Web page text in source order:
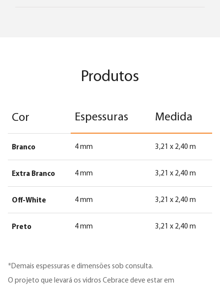
Produtos
Cor Espessuras Medida
Branco 4 mm 3,21 x 2,40 m
Extra Branco 4 mm 3,21 x 2,40 m
Off-White 4 mm 3,21 x 2,40 m
Preto 4 mm 3,21 x 2,40 m
*Demais espessuras e dimensões sob consulta.
O projeto que levará os vidros Cebrace deve estar em